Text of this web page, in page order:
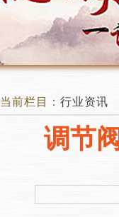
当前栏目： 行业资讯
调节